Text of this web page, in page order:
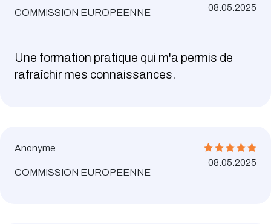
COMMISSION EUROPEENNE
08.05.2025
Une formation pratique qui m'a permis de
rafraîchir mes connaissances.
Anonyme
COMMISSION EUROPEENNE
08.05.2025